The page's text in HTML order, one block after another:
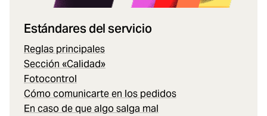
Estándares del servicio
Reglas principales
Sección «Calidad»
Fotocontrol
Cómo comunicarte en los pedidos
En caso de que algo salga mal